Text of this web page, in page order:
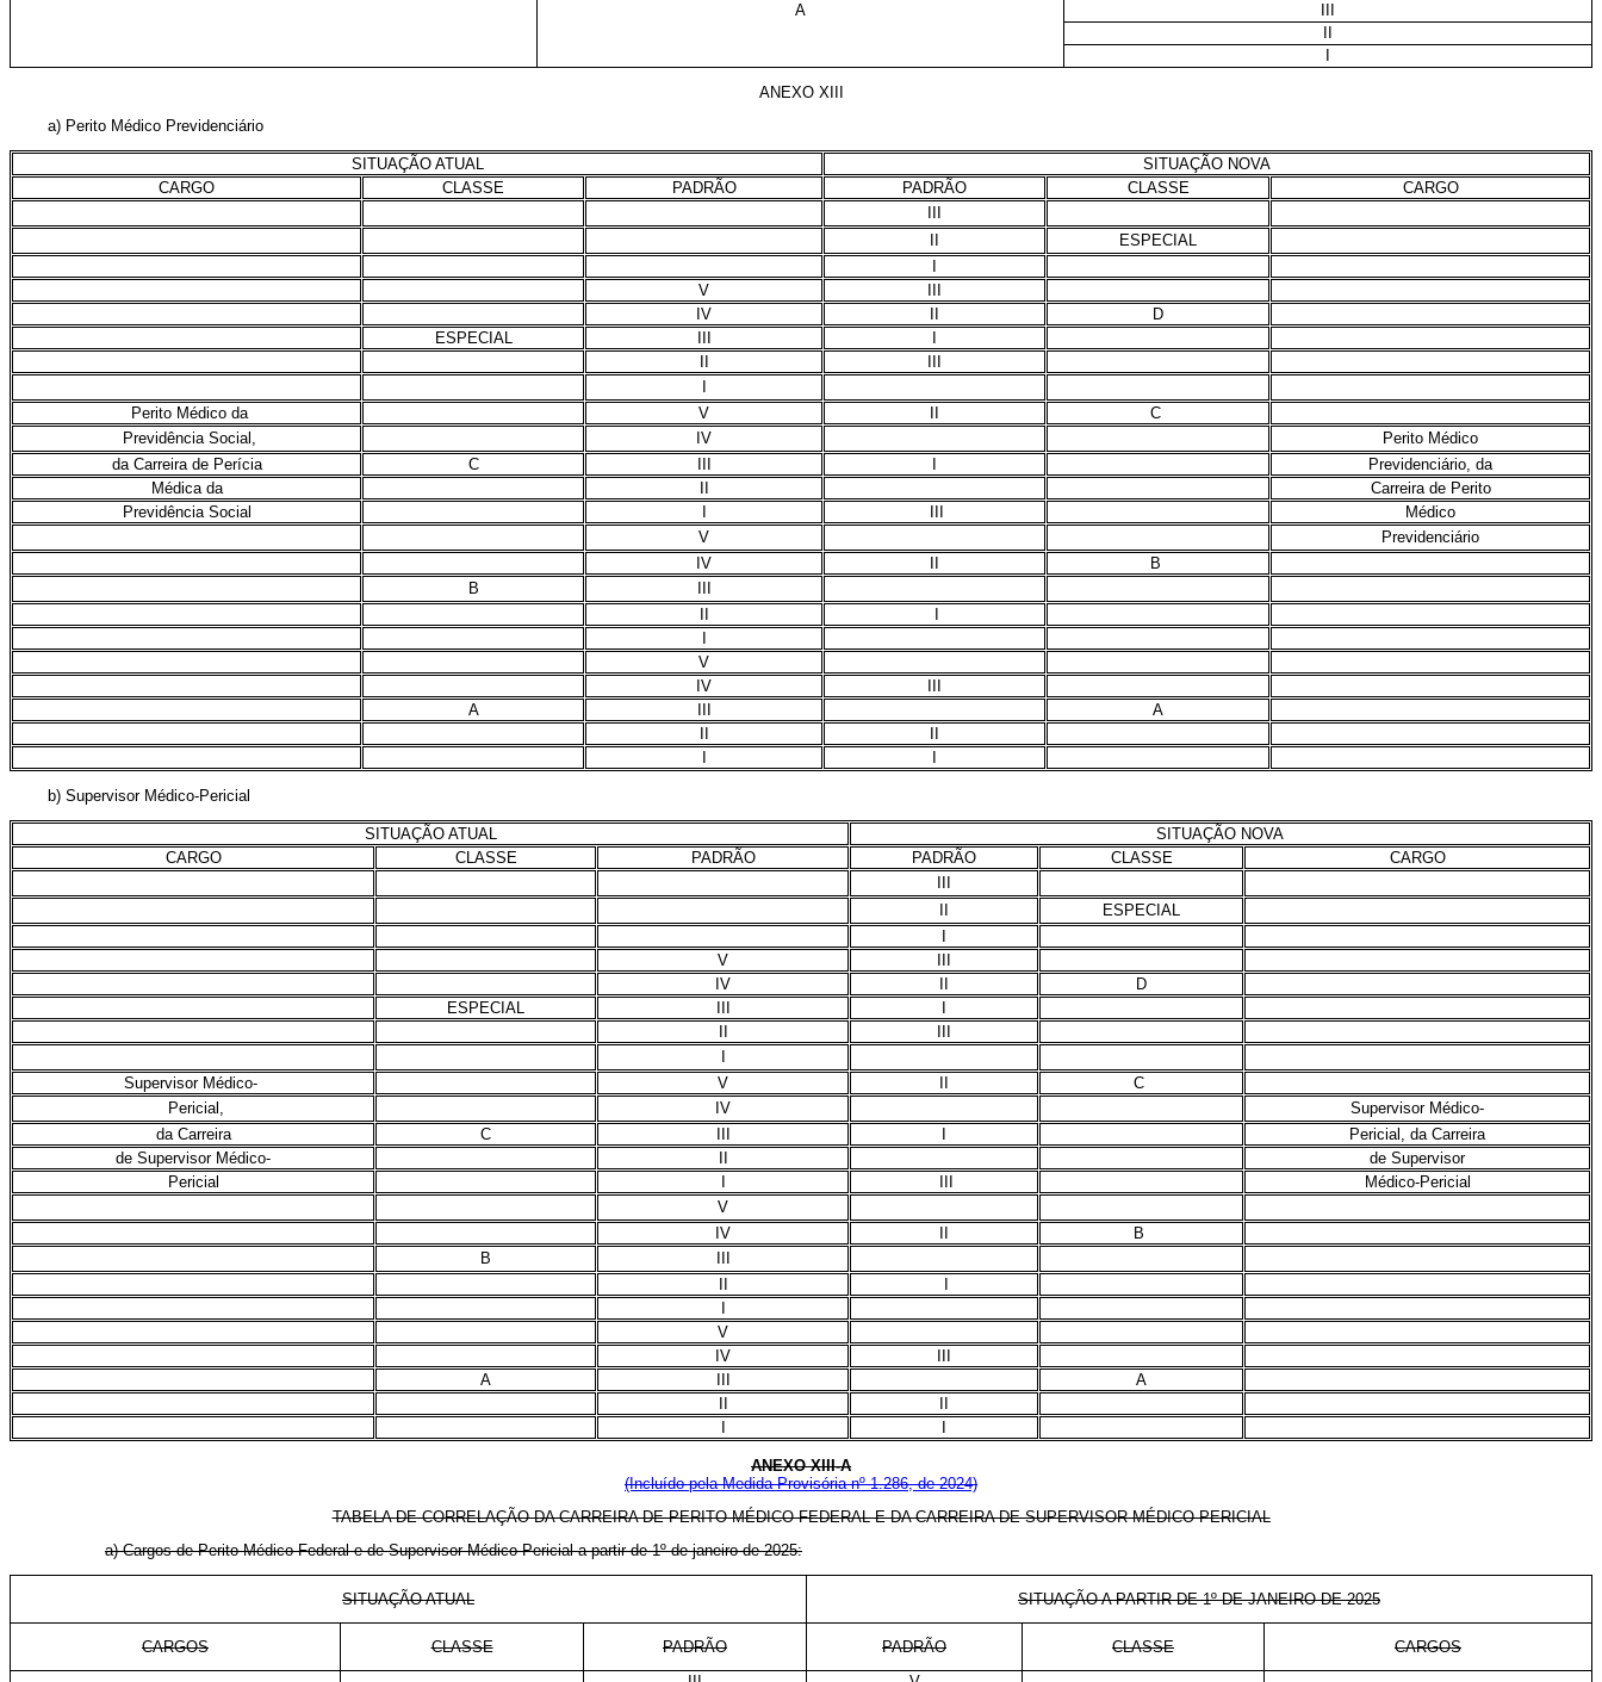
A
ANEXO XIII
a) Perito Médico Previdenciário
SITUAÇÃO ATUAL
SITUAÇÃO NOVA
CARGO
CLASSE PADRÃO PADRÃO CLASSE
CARGO
ESPECIAL
V
IV
D
ESPECIAL
Perito Médico da
V
C
Previdência Social,
IV
Perito Médico
da Carreira de Perícia
C
Previdenciário, da
Médica da
Carreira de Perito
Previdência Social
Médico
V
Previdenciário
IV
B
B
V
IV
A
A
b) Supervisor Médico-Pericial
SITUAÇÃO ATUAL
SITUAÇÃO NOVA
CARGO
CLASSE PADRÃO PADRÃO CLASSE
CARGO
ESPECIAL
V
IV
D
ESPECIAL
Supervisor Médico-
V
C
Pericial,
IV
Supervisor Médico-
da Carreira
C
Pericial, da Carreira
de Supervisor Médico-
de Supervisor
Pericial
Médico-Pericial
V
IV
B
B
V
IV
A
A
ANEXO XIII-A
(Incluído pela Medida Provisória nº 1.286, de 2024)
TABELA DE CORRELAÇÃO DA CARREIRA DE PERITO MÉDICO FEDERAL E DA CARREIRA DE SUPERVISOR MÉDICO-PERICIAL
a) Cargos de Perito Médico Federal e de Supervisor Médico-Pericial a partir de 1º de janeiro de 2025:
SITUAÇÃO ATUAL SITUAÇÃO A PARTIR DE 1º DE JANEIRO DE 2025
CARGOS CLASSE PADRÃO PADRÃO CLASSE
CARGOS